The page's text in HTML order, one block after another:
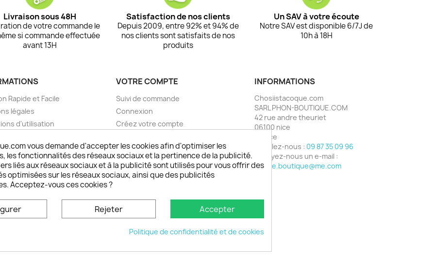
Livraison sous 48H
de votre commande le
si commande effectuée
avant 13H
Satisfaction de nos clients
Depuis 2009, entre 92% et 94% de
nos clients sont satisfaits de nos
produits
Un SAV à votre écoute
Notre SAV est disponible 6/7J de
10h à 18H
Rapide et Facile
légales
d'utilisation
sécurisé choisistacoque
et remboursements
DOM TOM et outremer
personnaliser son
VOTRE COMPTE
Suivi de commande
Connexion
Créez votre compte
INFORMATIONS
Chosiistacoque.com
SARL PHON-BOUTIQUE.COM
42 rue andre theuriet
06100 nice
France
Appelez-nous : 09 87 35 09 96
Envoyez-nous un e-mail :
phone.boutique@me.com
© 2026 - choisistacoque.com
vous demande d'accepter les cookies afin d'optimiser les
les fonctionnalités des réseaux sociaux et la pertinence de la publicité.
liés aux réseaux sociaux et à la publicité sont utilisés pour vous offrir des
optimisées sur les réseaux sociaux, ainsi que des publicités
Acceptez-vous ces cookies ?
Rejeter Accepter
Politique de confidentialité et de cookies